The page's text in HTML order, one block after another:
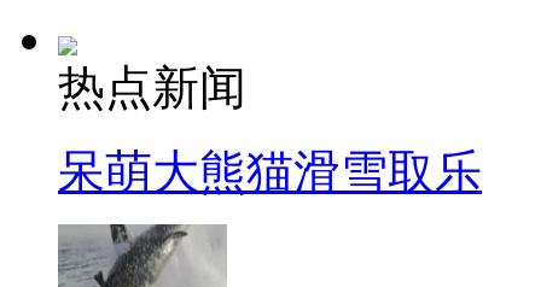
热点新闻
呆萌大熊猫滑雪取乐